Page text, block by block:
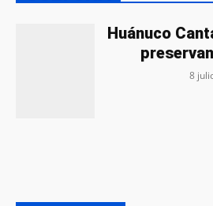
Huánuco
8